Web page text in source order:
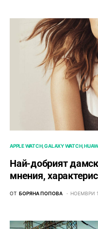
APPLE WATCH GALAXY WATCH
Най-добрият
мнения,
ОТ БОРЯНА ПОПОВА НОЕМВРИ